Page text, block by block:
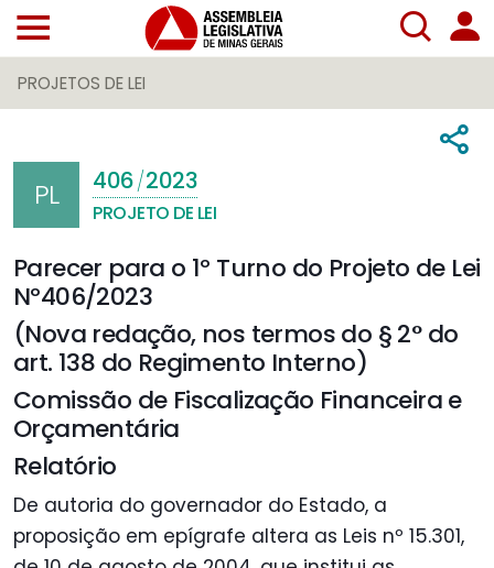
PROJETOS DE LEI
PL 406/2023
PROJETO DE LEI
Parecer para o 1º Turno do Projeto de Lei
Nº406/2023
(Nova redação, nos termos do § 2° do
art. 138 do Regimento Interno)
Comissão de Fiscalização Financeira e
Orçamentária
Relatório
De autoria do governador do Estado, a
proposição em epígrafe altera as Leis nº 15.301,